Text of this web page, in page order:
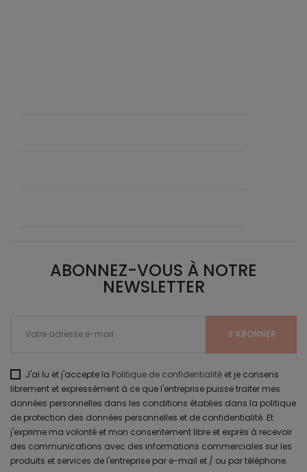
ABONNEZ-VOUS À NOTRE
NEWSLETTER
J'ai lu et j'accepte la Politique de confidentialité et je consens
librement et expressément à ce que l'entreprise puisse traiter mes
données personnelles dans les conditions établies dans la politique
de protection des données personnelles et de confidentialité. Et
j'exprime ma volonté et mon consentement libre et exprès à recevoir
des communications avec des informations commerciales sur les
produits et services de l'entreprise par e-mail et / ou par téléphone.